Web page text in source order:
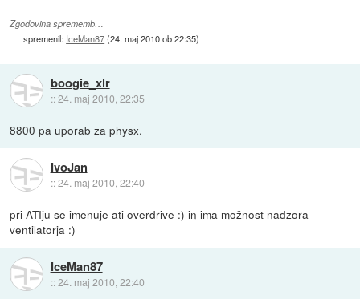
Zgodovina sprememb…
spremenil: IceMan87(24. maj 2010 ob 22:35)
boogie_xlr
::24. maj 2010, 22:35
8800 pa uporab za physx.
IvoJan
::24. maj 2010, 22:40
pri ATIju se imenuje ati overdrive :) in ima možnost nadzora
ventilatorja :)
IceMan87
::24. maj 2010, 22:40